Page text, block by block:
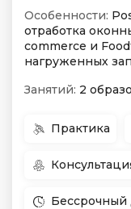
Особенности:
отработка
commerce и
нагруженных
Занятий: 2
Практика
Бессрочный